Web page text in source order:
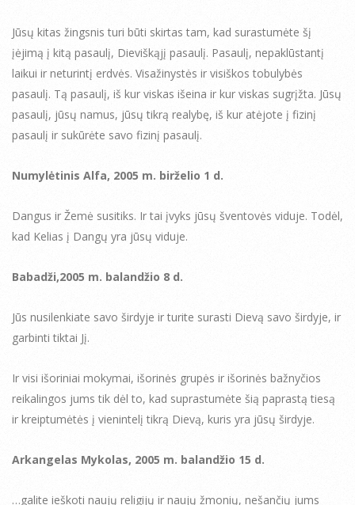
Jūsų kitas žingsnis turi būti skirtas tam, kad surastumėte šį
įėjimą į kitą pasaulį, Dieviškąjį pasaulį. Pasaulį, nepaklūstantį
laikui ir neturintį erdvės. Visažinystės ir visiškos tobulybės
pasaulį. Tą pasaulį, iš kur viskas išeina ir kur viskas sugrįžta. Jūsų
pasaulį, jūsų namus, jūsų tikrą realybę, iš kur atėjote į fizinį
pasaulį ir sukūrėte savo fizinį pasaulį.
Numylėtinis Alfa, 2005 m. birželio 1 d.
Dangus ir Žemė susitiks. Ir tai įvyks jūsų šventovės viduje. Todėl,
kad Kelias į Dangų yra jūsų viduje.
Babadži,2005 m. balandžio 8 d.
Jūs nusilenkiate savo širdyje ir turite surasti Dievą savo širdyje, ir
garbinti tiktai Jį.
Ir visi išoriniai mokymai, išorinės grupės ir išorinės bažnyčios
reikalingos jums tik dėl to, kad suprastumėte šią paprastą tiesą
ir kreiptumėtės į vienintelį tikrą Dievą, kuris yra jūsų širdyje.
Arkangelas Mykolas, 2005 m. balandžio 15 d.
…galite ieškoti naujų religijų ir naujų žmonių, nešančių jums